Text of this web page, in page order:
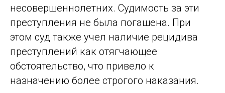
несовершеннолетних. Судимость за эти
преступления не была погашена. При
этом суд также учел наличие рецидива
преступлений как отягчающее
обстоятельство, что привело к
назначению более строгого наказания.